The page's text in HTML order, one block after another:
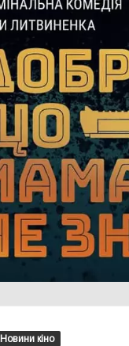
Новини кіно